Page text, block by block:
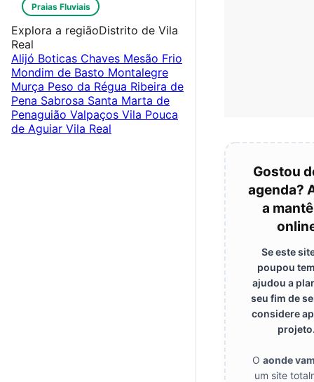
Gostou
agenda?
a
Se este
poupou
ajudou a
seu fim de
considere
O aonde
um site
Praias Fluviais
Explora a regiãoDistrito de Vila
Real
Alijó Boticas Chaves Mesão Frio
Mondim de Basto Montalegre
Murça Peso da Régua Ribeira de
Pena Sabrosa Santa Marta de
Penaguião Valpaços Vila Pouca
de Aguiar Vila Real